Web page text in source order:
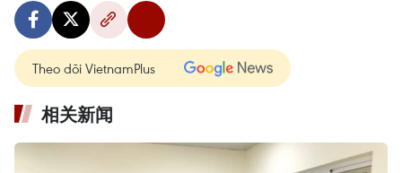
Theo dõi VietnamPlus
相关新闻